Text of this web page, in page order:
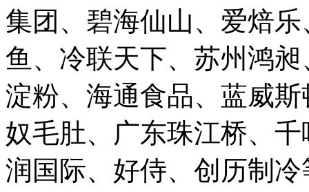
集团、碧海仙山、爱焙
鱼、冷联天下、苏州鸿
淀粉、海通食品、蓝威
奴毛肚、广东珠江桥、
润国际、好侍、创历制